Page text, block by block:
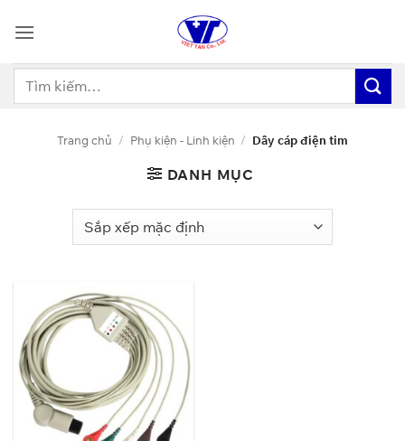
qua
dung
Tìm
Trang chủ / Phụ kiện - Linh kiện / Dây cáp điện tim
DANH MỤC